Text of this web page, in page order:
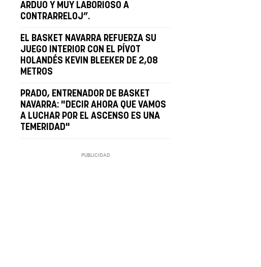
ARDUO Y MUY LABORIOSO A
CONTRARRELOJ”.
EL BASKET NAVARRA REFUERZA SU
JUEGO INTERIOR CON EL PÍVOT
HOLANDÉS KEVIN BLEEKER DE 2,08
METROS
PRADO, ENTRENADOR DE BASKET
NAVARRA: "DECIR AHORA QUE VAMOS
A LUCHAR POR EL ASCENSO ES UNA
TEMERIDAD"